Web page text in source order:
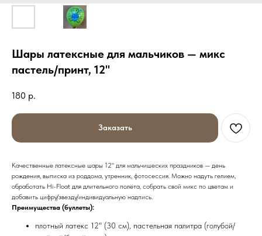
Шары латексные для мальчиков — микс
пастель/принт, 12"
180 р.
Заказать
Качественные латексные шары 12" для мальчишеских праздников — день
рождения, выписка из роддома, утренник, фотосессия. Можно надуть гелием,
обработать Hi-Float для длительного полёта, собрать свой микс по цветам и
добавить цифру/звезду/индивидуальную надпись.
Преимущества (буллеты):
плотный латекс 12" (30 см), пастельная палитра (голубой/